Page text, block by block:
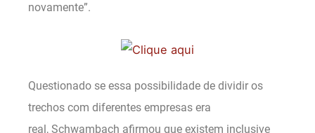
novamente”.
Questionado se essa possibilidade de dividir os
trechos com diferentes empresas era
real, Schwambach afirmou que existem inclusive